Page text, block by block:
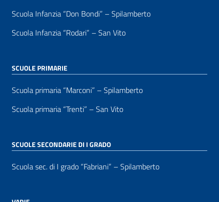
Scuola Infanzia “Don Bondi” – Spilamberto
Scuola Infanzia “Rodari” – San Vito
SCUOLE PRIMARIE
Scuola primaria “Marconi” – Spilamberto
Scuola primaria “Trenti” – San Vito
SCUOLE SECONDARIE DI I GRADO
Scuola sec. di I grado “Fabriani” – Spilamberto